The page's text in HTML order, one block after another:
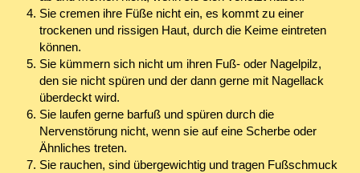
Sie cremen ihre Füße nicht ein, es kommt zu einer
trockenen und rissigen Haut, durch die Keime eintreten
können.
Sie kümmern sich nicht um ihren Fuß- oder Nagelpilz,
den sie nicht spüren und der dann gerne mit Nagellack
überdeckt wird.
Sie laufen gerne barfuß und spüren durch die
Nervenstörung nicht, wenn sie auf eine Scherbe oder
Ähnliches treten.
Sie rauchen, sind übergewichtig und tragen Fußschmuck